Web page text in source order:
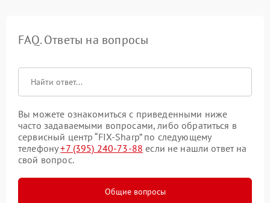
FAQ. Ответы на вопросы
Вы можете ознакомиться с приведенными ниже
часто задаваемыми вопросами, либо обратиться в
сервисный центр “FIX-Sharp” по следующему
телефону+7 (395) 240-73-88 если не нашли ответ на
свой вопрос.
Общие вопросы